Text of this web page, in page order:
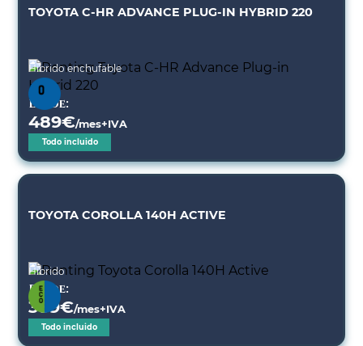
TOYOTA C-HR ADVANCE PLUG-IN HYBRID 220
Híbrido enchufable
Desde:
489€/mes+IVA
Todo incluido
TOYOTA COROLLA 140H ACTIVE
Híbrido
Desde:
389€/mes+IVA
Todo incluido